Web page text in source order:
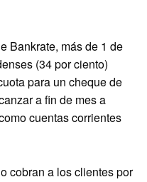
Bankrate, más de 1 de
(34 por ciento)
para un cheque de
a fin de mes a
cuentas corrientes
cobran a los clientes por